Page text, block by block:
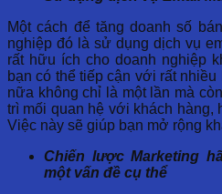
Một cách để tăng doanh số
nghiệp đó là sử dụng dịch vụ
rất hữu ích cho doanh nghiệp
bạn có thể tiếp cận với rất
nữa không chỉ là một lần mà
trì mối quan hệ với khách hàng,
Việc này sẽ giúp bạn mở rộng
Chiến lược Marketing
một vấn đề cụ thể